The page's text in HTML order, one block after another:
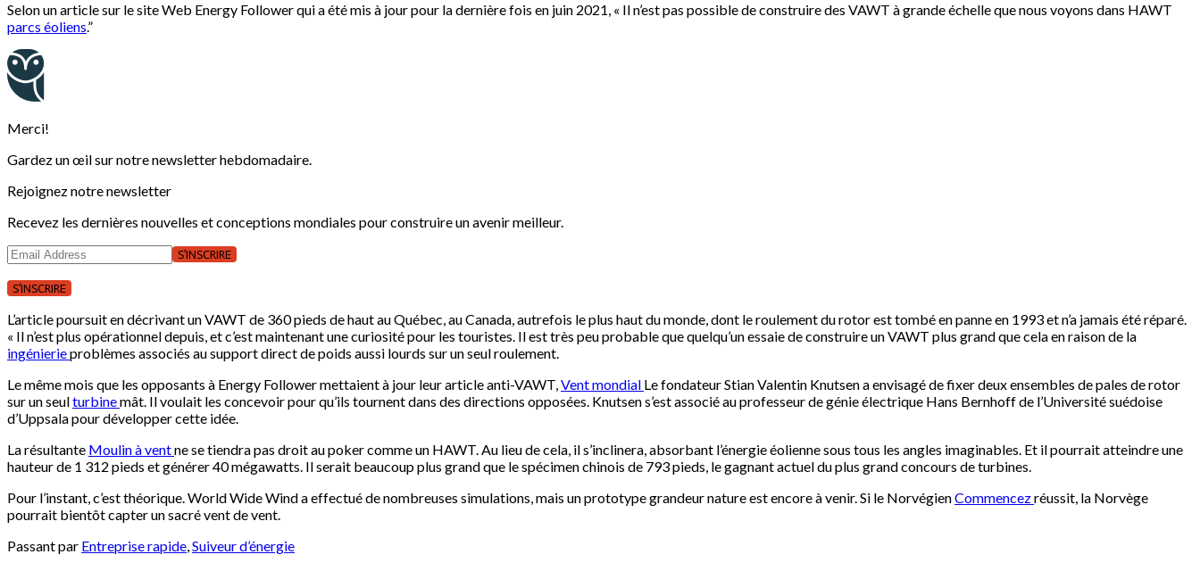
Selon un article sur le site Web Energy Follower qui a été mis à jour pour la dernière fois en juin 2021, « Il n’est pas possible de construire des VAWT à grande échelle que nous voyons dans HAWT
parcs éoliens.”
Merci!
Gardez un œil sur notre newsletter hebdomadaire.
Rejoignez notre newsletter
Recevez les dernières nouvelles et conceptions mondiales pour construire un avenir meilleur.
S’INSCRIRE
S’INSCRIRE
L’article poursuit en décrivant un VAWT de 360 ​​pieds de haut au Québec, au Canada, autrefois le plus haut du monde, dont le roulement du rotor est tombé en panne en 1993 et ​​n’a jamais été réparé.
« Il n’est plus opérationnel depuis, et c’est maintenant une curiosité pour les touristes. Il est très peu probable que quelqu’un essaie de construire un VAWT plus grand que cela en raison de la
ingénierieproblèmes associés au support direct de poids aussi lourds sur un seul roulement.
Le même mois que les opposants à Energy Follower mettaient à jour leur article anti-VAWT,Vent mondial Le fondateur Stian Valentin Knutsen a envisagé de fixer deux ensembles de pales de rotor
sur un seulturbinemât. Il voulait les concevoir pour qu’ils tournent dans des directions opposées. Knutsen s’est associé au professeur de génie électrique Hans Bernhoff de l’Université suédoise
d’Uppsala pour développer cette idée.
La résultante Moulin à ventne se tiendra pas droit au poker comme un HAWT. Au lieu de cela, il s’inclinera, absorbant l’énergie éolienne sous tous les angles imaginables. Et il pourrait atteindre une
hauteur de 1 312 pieds et générer 40 mégawatts. Il serait beaucoup plus grand que le spécimen chinois de 793 pieds, le gagnant actuel du plus grand concours de turbines.
Pour l’instant, c’est théorique. World Wide Wind a effectué de nombreuses simulations, mais un prototype grandeur nature est encore à venir. Si le NorvégienCommencezréussit, la Norvège
pourrait bientôt capter un sacré vent de vent.
Passant par Entreprise rapide,Suiveur d’énergie